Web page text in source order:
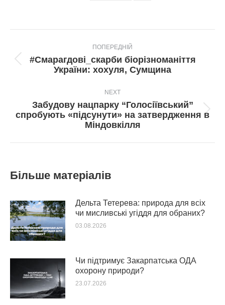
navigation
ПОПЕРЕДНІЙ
Попередній
пост:
#Смарагдові_скарби біорізноманіття
України: хохуля, Сумщина
NEXT
Next
post:
Забудову нацпарку “Голосіївський”
спробують «підсунути» на затвердження в
Міндовкілля
Більше матеріалів
Дельта Тетерева: природа для всіх
чи мисливські угіддя для обраних?
03.08.2026
Чи підтримує Закарпатська ОДА
охорону природи?
23.07.2026